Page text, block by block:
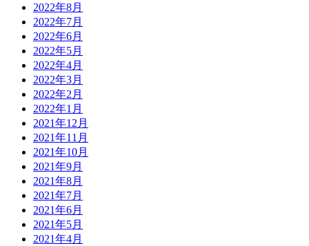
2022年8月
2022年7月
2022年6月
2022年5月
2022年4月
2022年3月
2022年2月
2022年1月
2021年12月
2021年11月
2021年10月
2021年9月
2021年8月
2021年7月
2021年6月
2021年5月
2021年4月